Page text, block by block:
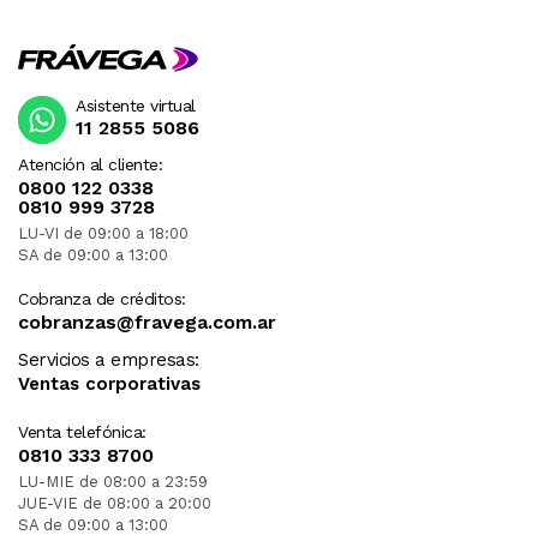
Atención al cliente:
0800 122 0338
0810 999 3728
LU-VI de 09:00 a 18:00
SA de 09:00 a 13:00
Cobranza de créditos:
cobranzas@fravega.com.ar
Servicios a empresas:
Ventas corporativas
Venta telefónica:
0810 333 8700
LU-MIE de 08:00 a 23:59
JUE-VIE de 08:00 a 20:00
SA de 09:00 a 13:00
Asistente virtual
11 2855 5086